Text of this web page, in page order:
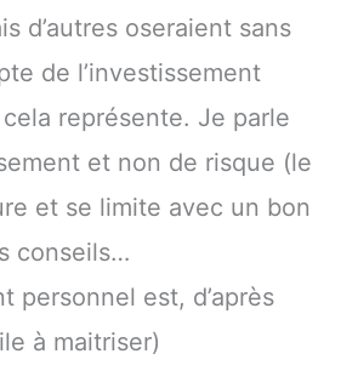
d’autres oseraient sans
de l’investissement
représente. Je parle
et non de risque (le
et se limite avec un bon
conseils…
personnel est, d’après
à maitriser)